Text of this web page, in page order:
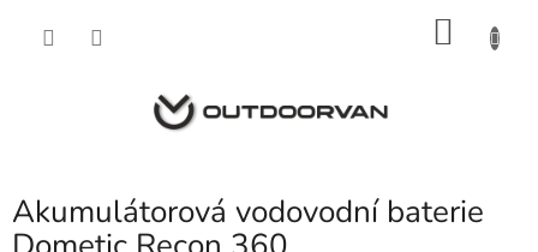
Akumulátorová vodovodní baterie